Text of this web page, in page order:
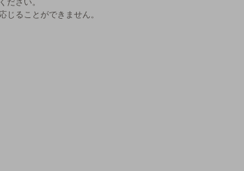
ださい。
じることができません。